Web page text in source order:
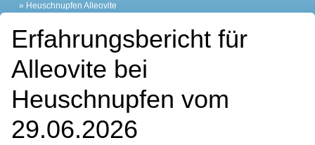
Heuschnupfen Alleovite
Erfahrungsbericht für
Alleovite bei
Heuschnupfen vom
29.06.2026